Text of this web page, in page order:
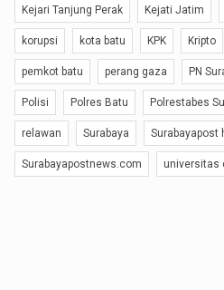
Kejari Tanjung Perak Kejati Jatim
korupsi kota batu KPK Kripto
pemkot batu perang gaza PN
Polisi Polres Batu Polrestabes
relawan Surabaya Surabayapost
Surabayapostnews.com universitas